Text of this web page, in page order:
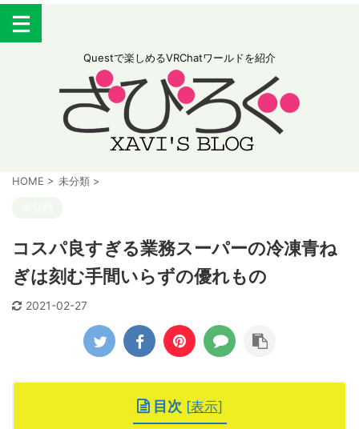
Questで楽しめるVRChatワールドを紹介
HOME > 未分類 >
コスパ良すぎる業務スーパーの冷凍青ね
ぎは刻む手間いらずの優れもの
2021-02-27
目次 [表示]